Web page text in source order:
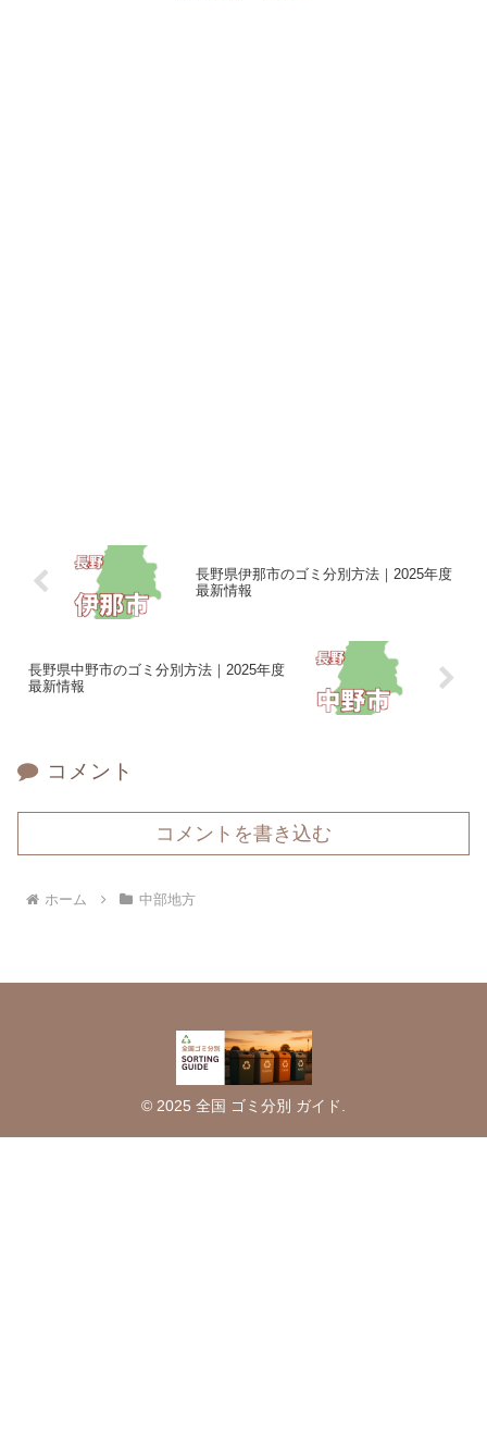
長野県伊那市のゴミ分別方法｜2025年度
最新情報
長野県中野市のゴミ分別方法｜2025年度
最新情報
コメント
コメントを書き込む
ホーム 中部地方
© 2025 全国 ゴミ分別 ガイド.